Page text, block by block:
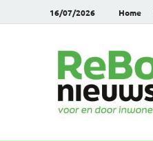
16/07/2026 Home